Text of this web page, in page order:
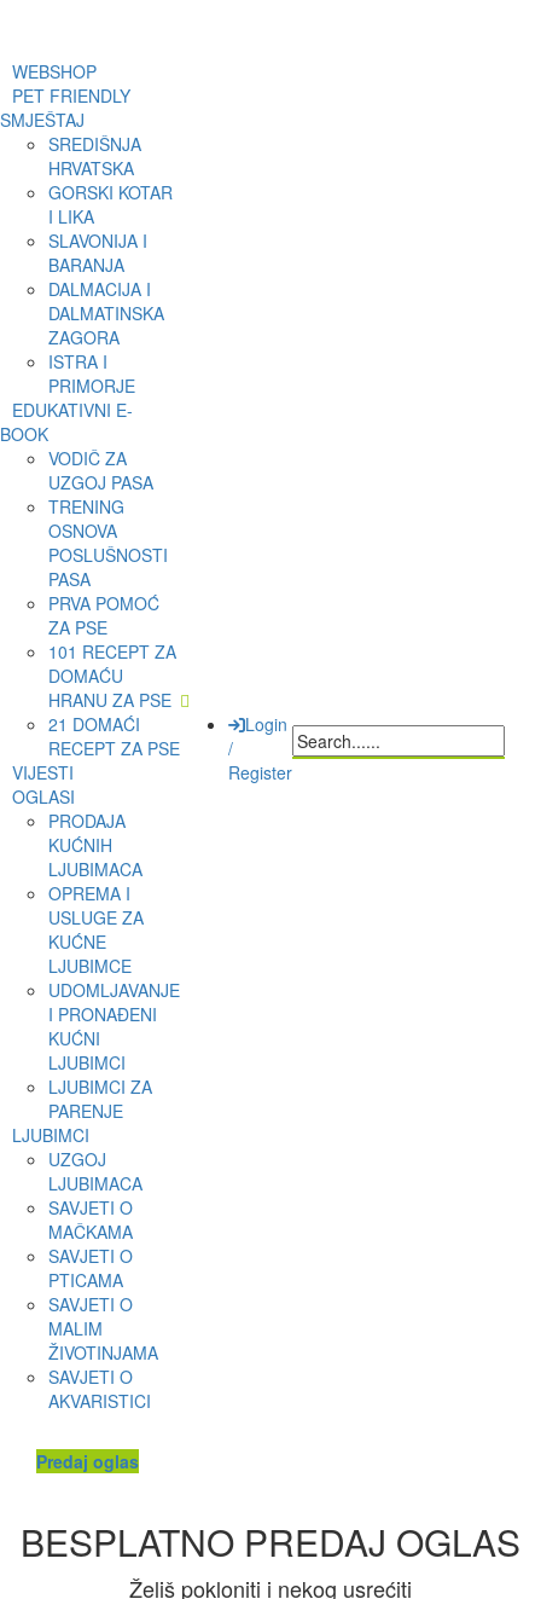
WEBSHOP
PET FRIENDLY
SMJEŠTAJ
SREDIŠNJA
HRVATSKA
GORSKI KOTAR
I LIKA
SLAVONIJA I
BARANJA
DALMACIJA I
DALMATINSKA
ZAGORA
ISTRA I
PRIMORJE
EDUKATIVNI E-
BOOK
VODIČ ZA
UZGOJ PASA
TRENING
OSNOVA
POSLUŠNOSTI
PASA
PRVA POMOĆ
ZA PSE
101 RECEPT ZA
DOMAĆU
HRANU ZA PSE
21 DOMAĆI
RECEPT ZA PSE
VIJESTI
OGLASI
PRODAJA
KUĆNIH
LJUBIMACA
OPREMA I
USLUGE ZA
KUĆNE
LJUBIMCE
UDOMLJAVANJE
I PRONAĐENI
KUĆNI
LJUBIMCI
LJUBIMCI ZA
PARENJE
LJUBIMCI
UZGOJ
LJUBIMACA
SAVJETI O
MAČKAMA
SAVJETI O
PTICAMA
SAVJETI O
MALIM
ŽIVOTINJAMA
SAVJETI O
AKVARISTICI
Login
/
Register
Predaj oglas
BESPLATNO PREDAJ OGLAS
Želiš pokloniti i nekog usrećiti